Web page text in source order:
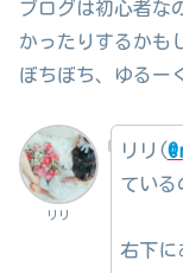
ブログは初心者な
かったりするかも
ぼちぼち、ゆるー
リリ
リリ(
ている
右下に